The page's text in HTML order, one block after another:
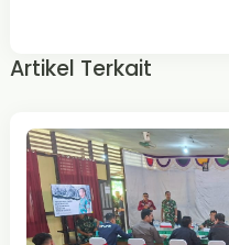
Artikel Terkait